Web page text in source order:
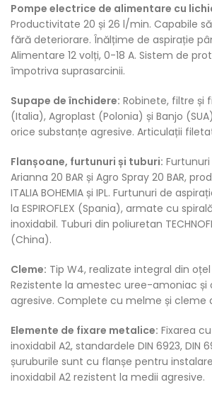
Pompe electrice de alimentare cu
Productivitate 20 și 26 l/min. Capabile
fără deteriorare. Înălțime de aspirație
Alimentare 12 volți, 0-18 A. Sistem de
împotriva suprasarcinii.
Supape de închidere: Robinete, filtre și
(Italia), Agroplast (Polonia) și Banjo
orice substanțe agresive. Articulații
Flanșoane, furtunuri și tuburi:
Arianna 20 BAR și Agro Spray 20 BAR,
ITALIA BOHEMIA și IPL. Furtunuri de
la ESPIROFLEX (Spania), armate cu
inoxidabil. Tuburi din poliuretan
(China).
Cleme: Tip W4, realizate integral din
Rezistente la amestec uree-amoniac și
agresive. Complete cu melme și cleme
Elemente de fixare metalice: Fixarea
inoxidabil A2, standardele DIN 6923, DIN
șuruburile sunt cu flanșe pentru
inoxidabil A2 rezistent la medii agresive.